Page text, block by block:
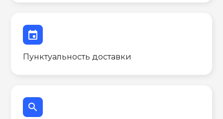
event
Пунктуальность доставки
search